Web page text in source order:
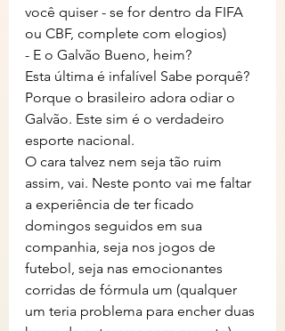
você quiser - se for dentro da FIFA
ou CBF, complete com elogios)
- E o Galvão Bueno, heim?
Esta última é infalível Sabe porquê?
Porque o brasileiro adora odiar o
Galvão. Este sim é o verdadeiro
esporte nacional.
O cara talvez nem seja tão ruim
assim, vai. Neste ponto vai me faltar
a experiência de ter ficado
domingos seguidos em sua
companhia, seja nos jogos de
futebol, seja nas emocionantes
corridas de fórmula um (qualquer
um teria problema para encher duas